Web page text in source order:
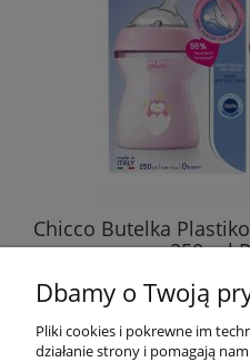
Chicco Butelka
250 ml
DO
Dbamy o Twoją
Pliki cookies i pokrewne im
działanie strony i pomagają